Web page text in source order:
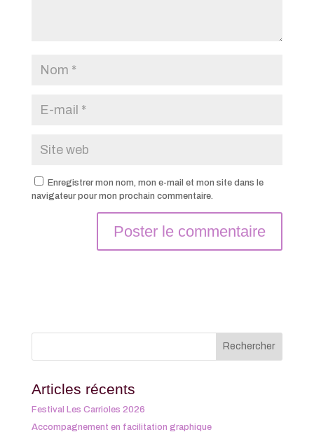
Enregistrer mon nom, mon e-mail et mon site dans le
navigateur pour mon prochain commentaire.
Articles récents
Festival Les Carrioles 2026
Accompagnement en facilitation graphique